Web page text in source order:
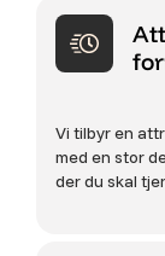
Vi tilbyr en
med en stor
der du skal